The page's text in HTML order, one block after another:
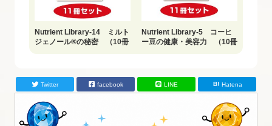
Nutrient Library-14 ミルト
ジェノール®の秘密 （10冊
Nutrient Library-5 コーヒ
ー豆の健康・美容力 （10冊
Twitter facebook LINE Hatena